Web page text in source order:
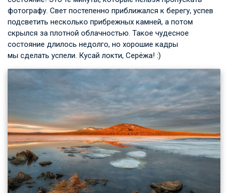
фотографу. Свет постепенно приближался к берегу, успев
подсветить несколько прибрежных камней, а потом
скрылся за плотной облачностью. Такое чудесное
состояние длилось недолго, но хорошие кадры
мы сделать успели. Кусай локти, Серёжа! :)